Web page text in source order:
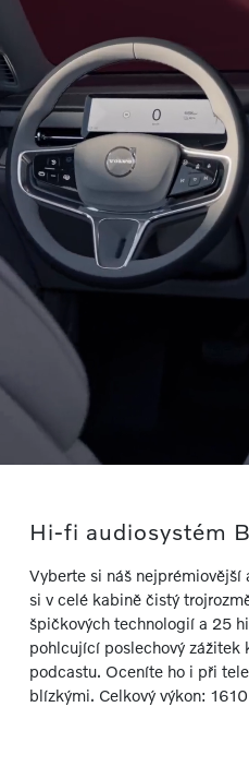
Hi-fi audiosystém
Vyberte si náš nejprémiovější
si v celé kabině čistý
špičkových technologií a 25
pohlcující poslechový zážitek
podcastu. Oceníte ho i při
blízkými. Celkový výkon: